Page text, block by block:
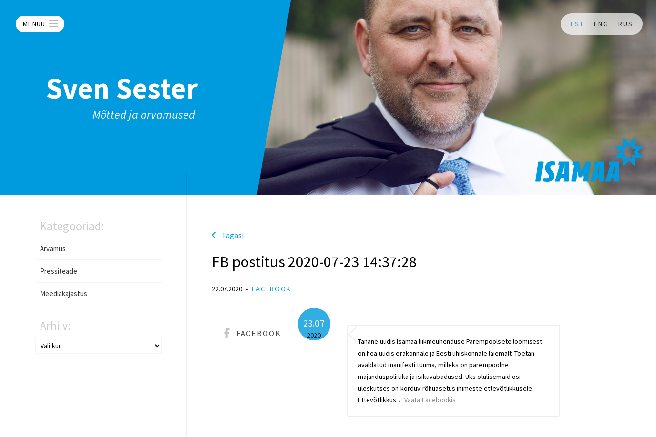
MENÜÜ EST ENG RUS
Sven Sester
Mõtted ja arvamused
Kategooriad:
Arvamus
Pressiteade
Meediakajastus
Arhiiv:
Tagasi
FB postitus 2020-07-23 14:37:28
22.07.2020 FACEBOOK
FACEBOOK
23.07
2020
Tänane uudis Isamaa liikmeühenduse Parempoolsete loomisest
on hea uudis erakonnale ja Eesti ühiskonnale laiemalt. Toetan
avaldatud manifesti tuuma, milleks on parempoolne
majanduspoliitika ja isikuvabadused. Üks olulisemaid osi
üleskutses on korduv rõhuasetus inimeste ettevõtlikkusele.
Ettevõtlikkus… Vaata Facebookis